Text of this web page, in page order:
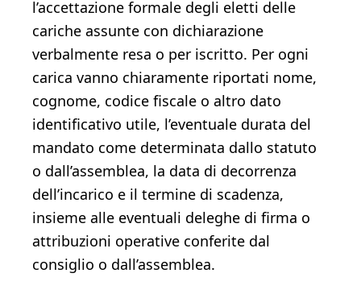
l’accettazione formale degli eletti delle
cariche assunte con dichiarazione
verbalmente resa o per iscritto. Per ogni
carica vanno chiaramente riportati nome,
cognome, codice fiscale o altro dato
identificativo utile, l’eventuale durata del
mandato come determinata dallo statuto
o dall’assemblea, la data di decorrenza
dell’incarico e il termine di scadenza,
insieme alle eventuali deleghe di firma o
attribuzioni operative conferite dal
consiglio o dall’assemblea.